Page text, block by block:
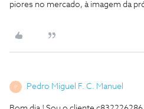
piores no mercado, à imagem da
P Pedro Miguel F. C. Manuel